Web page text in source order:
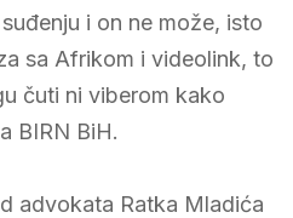
i on ne može, isto
sa Afrikom i videolink, to
čuti ni viberom kako
BIRN BiH.
advokata Ratka Mladića